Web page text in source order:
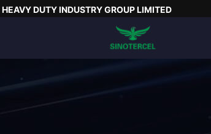
DUTY INDUSTRY GROUP LIMITED